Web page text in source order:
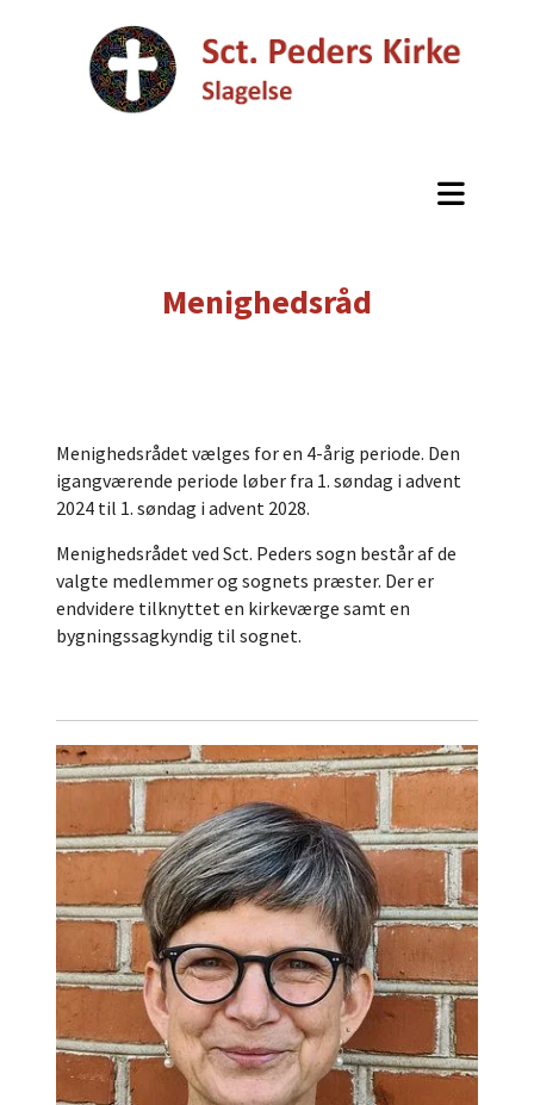
Menighedsråd
Menighedsrådet vælges for en 4-årig periode. Den
igangværende periode løber fra 1. søndag i advent
2024 til 1. søndag i advent 2028.
Menighedsrådet ved Sct. Peders sogn består af de
valgte medlemmer og sognets præster. Der er
endvidere tilknyttet en kirkeværge samt en
bygningssagkyndig til sognet.